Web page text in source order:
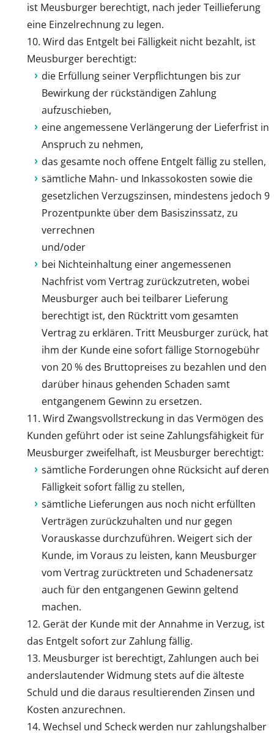
ist Meusburger berechtigt, nach jeder Teillieferung
eine Einzelrechnung zu legen.
Wird das Entgelt bei Fälligkeit nicht bezahlt, ist
Meusburger berechtigt:
die Erfüllung seiner Verpflichtungen bis zur
Bewirkung der rückständigen Zahlung
aufzuschieben,
eine angemessene Verlängerung der Lieferfrist in
Anspruch zu nehmen,
das gesamte noch offene Entgelt fällig zu stellen,
sämtliche Mahn- und Inkassokosten sowie die
gesetzlichen Verzugszinsen, mindestens jedoch 9
Prozentpunkte über dem Basiszinssatz, zu
verrechnen
und/oder
bei Nichteinhaltung einer angemessenen
Nachfrist vom Vertrag zurückzutreten, wobei
Meusburger auch bei teilbarer Lieferung
berechtigt ist, den Rücktritt vom gesamten
Vertrag zu erklären. Tritt Meusburger zurück, hat
ihm der Kunde eine sofort fällige Stornogebühr
von 20 % des Bruttopreises zu bezahlen und den
darüber hinaus gehenden Schaden samt
entgangenem Gewinn zu ersetzen.
Wird Zwangsvollstreckung in das Vermögen des
Kunden geführt oder ist seine Zahlungsfähigkeit für
Meusburger zweifelhaft, ist Meusburger berechtigt:
sämtliche Forderungen ohne Rücksicht auf deren
Fälligkeit sofort fällig zu stellen,
sämtliche Lieferungen aus noch nicht erfüllten
Verträgen zurückzuhalten und nur gegen
Vorauskasse durchzuführen. Weigert sich der
Kunde, im Voraus zu leisten, kann Meusburger
vom Vertrag zurücktreten und Schadenersatz
auch für den entgangenen Gewinn geltend
machen.
Gerät der Kunde mit der Annahme in Verzug, ist
das Entgelt sofort zur Zahlung fällig.
Meusburger ist berechtigt, Zahlungen auch bei
anderslautender Widmung stets auf die älteste
Schuld und die daraus resultierenden Zinsen und
Kosten anzurechnen.
Wechsel und Scheck werden nur zahlungshalber